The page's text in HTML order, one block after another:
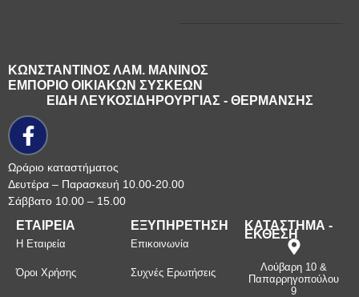
ΚΩΝΣΤΑΝΤΙΝΟΣ ΛΑΜ. ΜΑΝΙΝΟΣ
ΕΜΠΟΡΙΟ ΟΙΚΙΑΚΩΝ ΣΥΣΚΕΩΝ
ΕΙΔΗ ΛΕΥΚΟΣΙΔΗΡΟΥΡΓΙΑΣ - ΘΕΡΜΑΝΣΗΣ
Ωράριο καταστήματος
Δευτέρα – Παρασκευή 10.00-20.00
Σάββατο 10.00 – 15.00
ΕΤΑΙΡΕΙΑ
Η Εταιρεία
Όροι Χρήσης
ΕΞΥΠΗΡΕΤΗΣΗ
Επικοινωνία
Συχνές Ερωτήσεις
ΚΑΤΑΣΤΗΜΑ -
ΕΚΘΕΣΗ
Λούβαρη 10 &
Παπαρρηγοπούλου
9